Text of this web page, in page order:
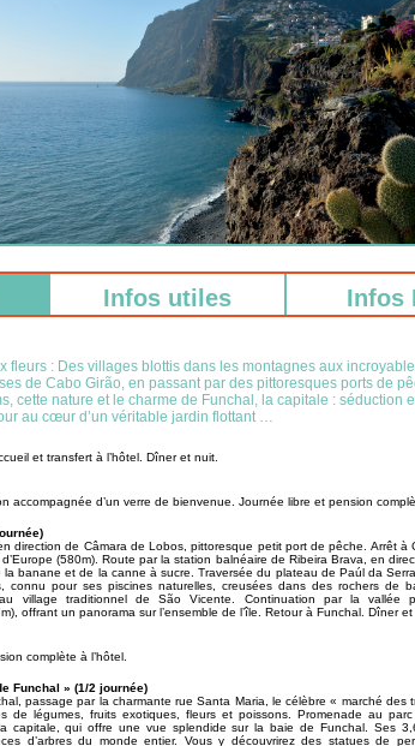
Infos utiles
Infos
fleurs : Des villages blottis dans les montagnes aux
de Cabo Girão, en passant par des pittoresques ports de
cette nature et le charme de Funchal, la capitale : séduction
au cœur d’un véritable jardin flottant …
et transfert à l’hôtel. Dîner et nuit.
accompagnée d’un verre de bienvenue. Journée libre et pension
direction de Câmara de Lobos, pittoresque petit port de pêche. Arrêt à
(580m). Route par la station balnéaire de Ribeira Brava, en
banane et de la canne à sucre. Traversée du plateau de Paúl da Serra
connu pour ses piscines naturelles, creusées dans des rochers de
au village traditionnel de São Vicente. Continuation par la vallée
offrant un panorama sur l’ensemble de l’île. Retour à Funchal. Dîner et
complète à l’hôtel.
Funchal » (1/2 journée)
passage par la charmante rue Santa Maria, le célèbre « marché des
de légumes, fruits exotiques, fleurs et poissons. Promenade au
capitale, qui offre une vue splendide sur la baie de Funchal. Ses
d’arbres du monde entier. Vous y découvrirez des statues de